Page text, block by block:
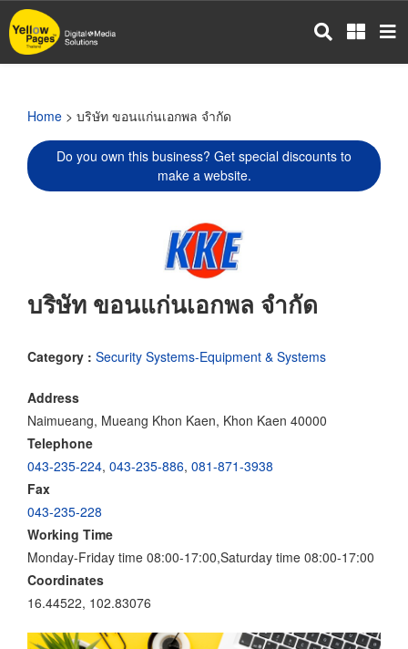
Skip
to
main
Home > บริษัท ขอนแก่นเอกพล จำกัด
Do you own this business? Get special discounts to
make a website.
บริษัท ขอนแก่นเอกพล จำกัด
Category : Security Systems-Equipment & Systems
Address
Naimueang, Mueang Khon Kaen, Khon Kaen 40000
Telephone
043-235-224, 043-235-886, 081-871-3938
Fax
043-235-228
Working Time
Monday-Friday time 08:00-17:00,Saturday time 08:00-17:00
Coordinates
16.44522, 102.83076